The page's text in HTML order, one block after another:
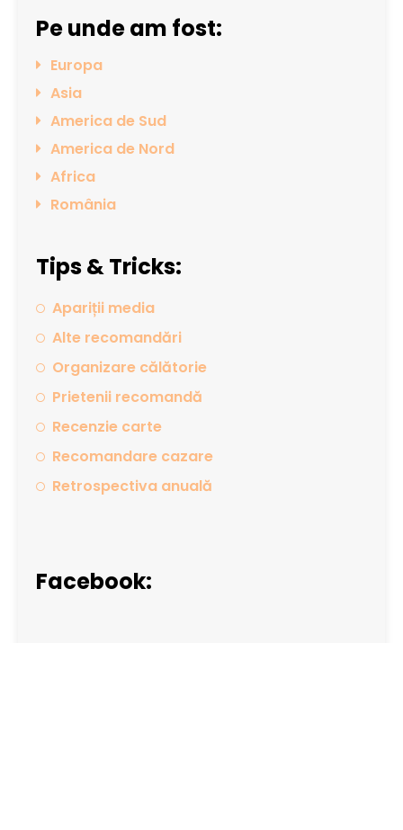
Pe unde am fost:
Europa
Asia
America de Sud
America de Nord
Africa
România
Tips & Tricks:
Apariții media
Alte recomandări
Organizare călătorie
Prietenii recomandă
Recenzie carte
Recomandare cazare
Retrospectiva anuală
Facebook: